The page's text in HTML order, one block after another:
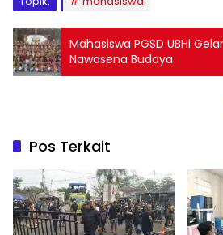
Mahasiswa PGSD UBHi
Nawasena Budaya
Pos Terkait